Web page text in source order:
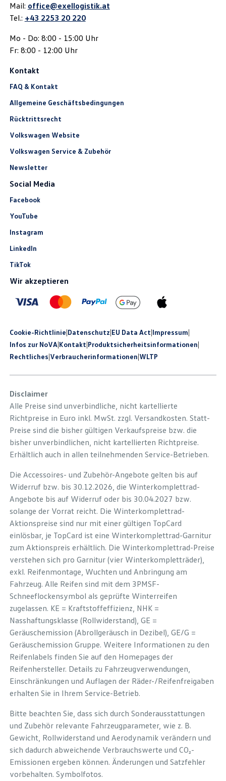
Mail: office@exellogistik.at
Tel.: +43 2253 20 220
Mo - Do: 8:00 - 15:00 Uhr
Fr: 8:00 - 12:00 Uhr
Kontakt
FAQ & Kontakt
Allgemeine Geschäftsbedingungen
Rücktrittsrecht
Volkswagen Website
Volkswagen Service & Zubehör
Newsletter
Social Media
Facebook
YouTube
Instagram
LinkedIn
TikTok
Wir akzeptieren
Cookie-Richtlinie|Datenschutz|EU Data Act|Impressum|
Infos zur NoVA|Kontakt|Produkt­sicherheits­informationen|
Rechtliches|Verbraucherinformationen|WLTP
Disclaimer
Alle Preise sind unverbindliche, nicht kartellierte
Richtpreise in Euro inkl. MwSt. zzgl. Versandkosten. Statt-
Preise sind die bisher gültigen Verkaufspreise bzw. die
bisher unverbindlichen, nicht kartellierten Richtpreise.
Erhältlich auch in allen teilnehmenden Service-Betrieben.
Die Accessoires- und Zubehör-Angebote gelten bis auf
Widerruf bzw. bis 30.12.2026, die Winterkomplettrad-
Angebote bis auf Widerruf oder bis 30.04.2027 bzw.
solange der Vorrat reicht. Die Winterkomplettrad-
Aktionspreise sind nur mit einer gültigen TopCard
einlösbar, je TopCard ist eine Winterkomplettrad-Garnitur
zum Aktionspreis erhältlich. Die Winterkomplettrad-Preise
verstehen sich pro Garnitur (vier Winterkompletträder),
exkl. Reifenmontage, Wuchten und Anbringung am
Fahrzeug. Alle Reifen sind mit dem 3PMSF-
Schneeflockensymbol als geprüfte Winterreifen
zugelassen. KE = Kraftstoffeffizienz, NHK =
Nasshaftungsklasse (Rollwiderstand), GE =
Geräuschemission (Abrollgeräusch in Dezibel), GE/G =
Geräuschemission Gruppe. Weitere Informationen zu den
Reifenlabels finden Sie auf den Homepages der
Reifenhersteller. Details zu Fahrzeugverwendungen,
Einschränkungen und Auflagen der Räder-/Reifenfreigaben
erhalten Sie in Ihrem Service-Betrieb.
Bitte beachten Sie, dass sich durch Sonderausstattungen
und Zubehör relevante Fahrzeugparameter, wie z. B.
Gewicht, Rollwiderstand und Aerodynamik verändern und
sich dadurch abweichende Verbrauchswerte und CO₂-
Emissionen ergeben können. Änderungen und Satzfehler
vorbehalten. Symbolfotos.